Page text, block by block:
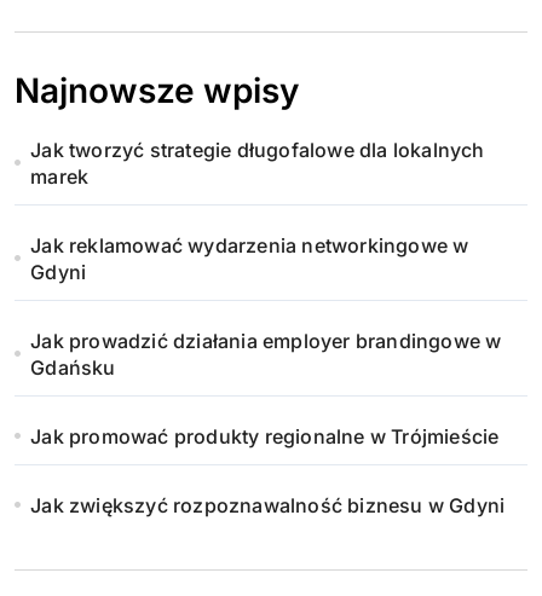
n
i
o
n
e
w
p
i
Najnowsze wpisy
Jak tworzyć strategie długofalowe dla lokalnych
marek
Jak reklamować wydarzenia networkingowe w
Gdyni
Jak prowadzić działania employer brandingowe w
Gdańsku
Jak promować produkty regionalne w Trójmieście
Jak zwiększyć rozpoznawalność biznesu w Gdyni